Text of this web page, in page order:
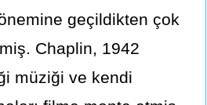
geçildikten çok
Chaplin, 1942
müziği ve kendi